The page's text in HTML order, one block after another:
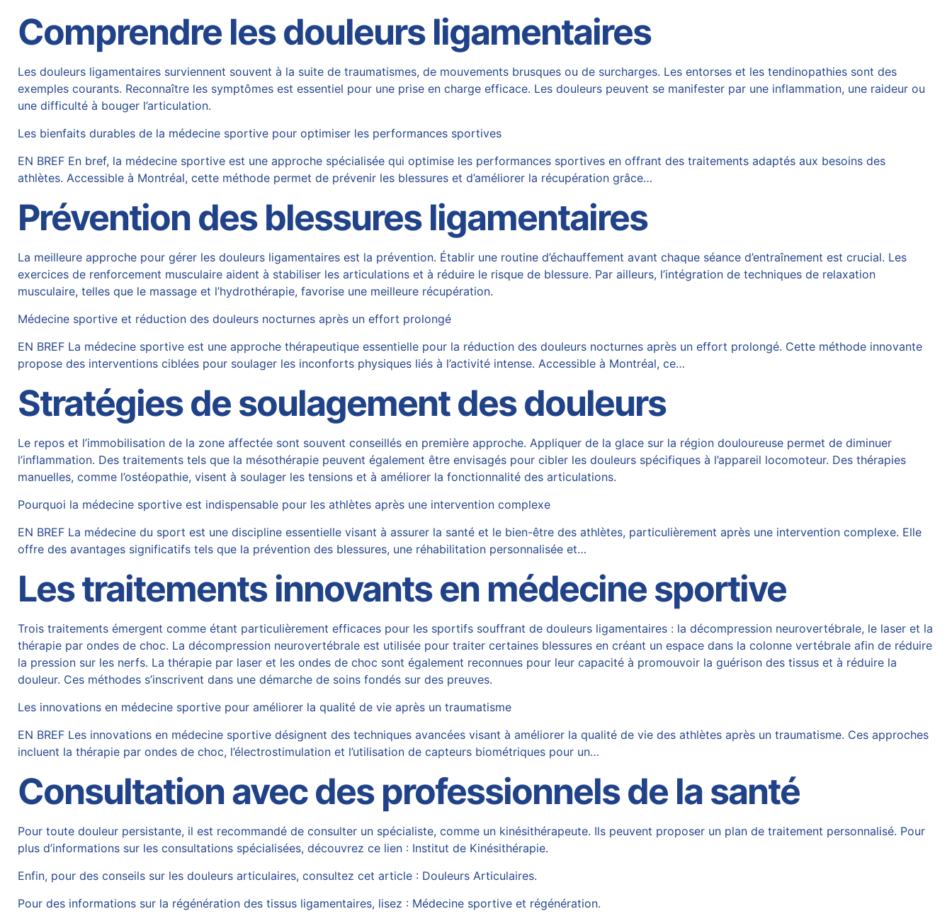
Comprendre les douleurs ligamentaires
Les douleurs ligamentaires surviennent souvent à la suite de traumatismes, de mouvements brusques ou de surcharges. Les entorses et les tendinopathies sont des
exemples courants. Reconnaître les symptômes est essentiel pour une prise en charge efficace. Les douleurs peuvent se manifester par une inflammation, une raideur ou
une difficulté à bouger l’articulation.
Les bienfaits durables de la médecine sportive pour optimiser les performances sportives
EN BREF En bref, la médecine sportive est une approche spécialisée qui optimise les performances sportives en offrant des traitements adaptés aux besoins des
athlètes. Accessible à Montréal, cette méthode permet de prévenir les blessures et d’améliorer la récupération grâce…
Prévention des blessures ligamentaires
La meilleure approche pour gérer les douleurs ligamentaires est la prévention. Établir une routine d’échauffement avant chaque séance d’entraînement est crucial. Les
exercices de renforcement musculaire aident à stabiliser les articulations et à réduire le risque de blessure. Par ailleurs, l’intégration de techniques de relaxation
musculaire, telles que le massage et l’hydrothérapie, favorise une meilleure récupération.
Médecine sportive et réduction des douleurs nocturnes après un effort prolongé
EN BREF La médecine sportive est une approche thérapeutique essentielle pour la réduction des douleurs nocturnes après un effort prolongé. Cette méthode innovante
propose des interventions ciblées pour soulager les inconforts physiques liés à l’activité intense. Accessible à Montréal, ce…
Stratégies de soulagement des douleurs
Le repos et l’immobilisation de la zone affectée sont souvent conseillés en première approche. Appliquer de la glace sur la région douloureuse permet de diminuer
l’inflammation. Des traitements tels que la mésothérapie peuvent également être envisagés pour cibler les douleurs spécifiques à l’appareil locomoteur. Des thérapies
manuelles, comme l’ostéopathie, visent à soulager les tensions et à améliorer la fonctionnalité des articulations.
Pourquoi la médecine sportive est indispensable pour les athlètes après une intervention complexe
EN BREF La médecine du sport est une discipline essentielle visant à assurer la santé et le bien-être des athlètes, particulièrement après une intervention complexe. Elle
offre des avantages significatifs tels que la prévention des blessures, une réhabilitation personnalisée et…
Les traitements innovants en médecine sportive
Trois traitements émergent comme étant particulièrement efficaces pour les sportifs souffrant de douleurs ligamentaires : la décompression neurovertébrale, le laser et la
thérapie par ondes de choc. Ladécompression neurovertébrale est utilisée pour traiter certaines blessures en créant un espace dans la colonne vertébrale afin de réduire
la pression sur les nerfs. La thérapie par laser et les ondes de choc sont également reconnues pour leur capacité à promouvoir la guérison des tissus et à réduire la
douleur. Ces méthodes s’inscrivent dans une démarche de soins fondés sur des preuves.
Les innovations en médecine sportive pour améliorer la qualité de vie après un traumatisme
EN BREF Les innovations en médecine sportive désignent des techniques avancées visant à améliorer la qualité de vie des athlètes après un traumatisme. Ces approches
incluent la thérapie par ondes de choc, l’électrostimulation et l’utilisation de capteurs biométriques pour un…
Consultation avec des professionnels de la santé
Pour toute douleur persistante, il est recommandé de consulter un spécialiste, comme un kinésithérapeute. Ils peuvent proposer un plan de traitement personnalisé. Pour
plus d’informations sur les consultations spécialisées, découvrez ce lien : Institut de Kinésithérapie.
Enfin, pour des conseils sur les douleurs articulaires, consultez cet article : Douleurs Articulaires.
Pour des informations sur la régénération des tissus ligamentaires, lisez : Médecine sportive et régénération.